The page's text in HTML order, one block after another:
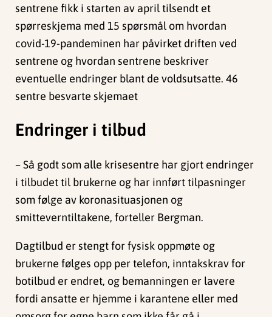
sentrene fikk i starten av april tilsendt et
spørreskjema med 15 spørsmål om hvordan
covid-19-pandeminen har påvirket driften ved
sentrene og hvordan sentrene beskriver
eventuelle endringer blant de voldsutsatte. 46
sentre besvarte skjemaet
Endringer i tilbud
– Så godt som alle krisesentre har gjort endringer
i tilbudet til brukerne og har innført tilpasninger
som følge av koronasituasjonen og
smitteverntiltakene, forteller Bergman.
Dagtilbud er stengt for fysisk oppmøte og
brukerne følges opp per telefon, inntakskrav for
botilbud er endret, og bemanningen er lavere
fordi ansatte er hjemme i karantene eller med